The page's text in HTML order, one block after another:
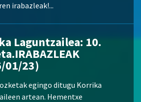
irabazleak!...
Laguntzailea: 10.
01/23)
egingo ditugu Korrika
artean. Hementxe